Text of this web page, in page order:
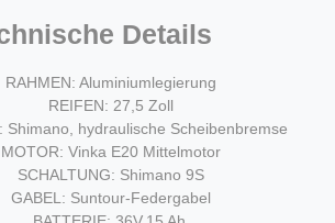
Details
RAHMEN: Aluminiumlegierung
REIFEN: 27,5 Zoll
Shimano, hydraulische Scheibenbremse
MOTOR: Vinka E20 Mittelmotor
SCHALTUNG: Shimano 9S
GABEL: Suntour-Federgabel